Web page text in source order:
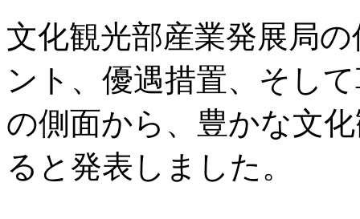
文化観光部産業発展局
ント、優遇措置、そし
の側面から、豊かな文
ると発表しました。